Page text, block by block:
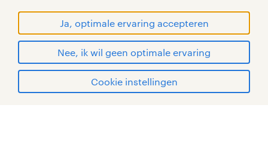
Ja, optimale ervaring accepteren
Nee, ik wil geen optimale ervaring
Cookie instellingen
handelsmerken van Randstad N.V.
© Randstad 2026